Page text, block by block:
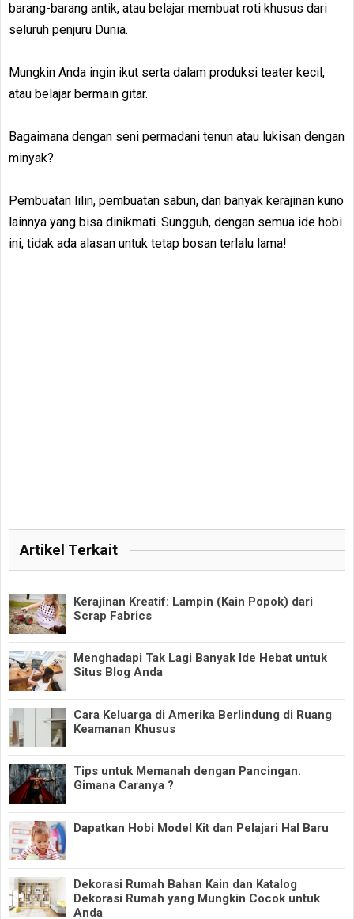
barang-barang antik, atau belajar membuat roti khusus dari
seluruh penjuru Dunia.
Mungkin Anda ingin ikut serta dalam produksi teater kecil,
atau belajar bermain gitar.
Bagaimana dengan seni permadani tenun atau lukisan dengan
minyak?
Pembuatan lilin, pembuatan sabun, dan banyak kerajinan kuno
lainnya yang bisa dinikmati. Sungguh, dengan semua ide hobi
ini, tidak ada alasan untuk tetap bosan terlalu lama!
Artikel Terkait
Kerajinan Kreatif: Lampin (Kain Popok) dari
Scrap Fabrics
Menghadapi Tak Lagi Banyak Ide Hebat untuk
Situs Blog Anda
Cara Keluarga di Amerika Berlindung di Ruang
Keamanan Khusus
Tips untuk Memanah dengan Pancingan.
Gimana Caranya ?
Dapatkan Hobi Model Kit dan Pelajari Hal Baru
Dekorasi Rumah Bahan Kain dan Katalog
Dekorasi Rumah yang Mungkin Cocok untuk
Anda